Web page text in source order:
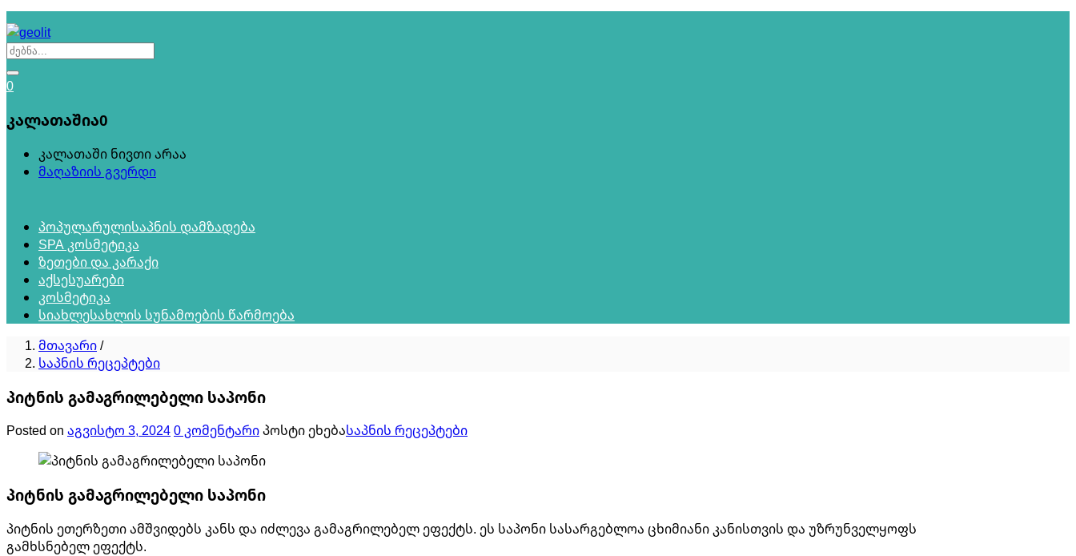
0
კალათაშია0
კალათაში ნივთი არაა
მაღაზიის გვერდი
პოპულარულისაპნის დამზადება
SPA კოსმეტიკა
ზეთები და კარაქი
აქსესუარები
კოსმეტიკა
სიახლესახლის სუნამოების წარმოება
მთავარი/
საპნის რეცეპტები
პიტნის გამაგრილებელი საპონი
Posted on აგვისტო 3, 20240 კომენტარიპოსტი ეხებასაპნის რეცეპტები
პიტნის გამაგრილებელი საპონი
პიტნის ეთერზეთი ამშვიდებს კანს და იძლევა გამაგრილებელ ეფექტს. ეს საპონი სასარგებლოა ცხიმიანი კანისთვის და უზრუნველყოფს
გამხსნებელ ეფექტს.